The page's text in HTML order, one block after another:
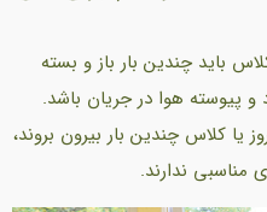
باید چندین بار باز و بسته
پیوسته هوا در جریان باشد.
یا کلاس‌ چندین بار بیرون بروند،
مناسبی ندارند.